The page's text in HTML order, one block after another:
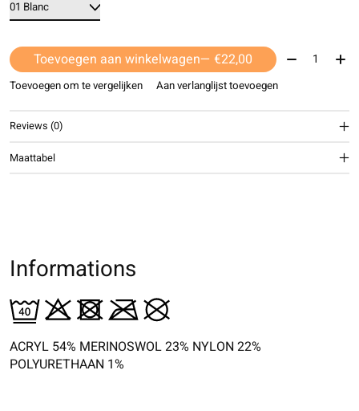
Toevoegen aan winkelwagen — €22,00 Aantal:
Toevoegen om te vergelijken Aan verlanglijst toevoegen
Reviews (0)
Maattabel
Informations
ACRYL 54% MERINOSWOL 23% NYLON 22%
POLYURETHAAN 1%